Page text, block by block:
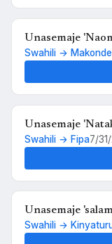
Unasemaje
Swahili → Makonde
Unasemaje
Swahili → Fipa7/
Unasemaje
Swahili →